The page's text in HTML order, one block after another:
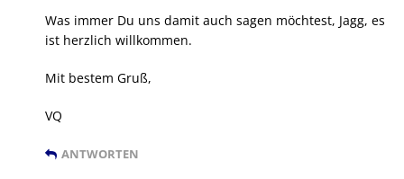
Was immer Du uns damit auch sagen möchtest, Jagg, es
ist herzlich willkommen.
Mit bestem Gruß,
VQ
ANTWORTEN